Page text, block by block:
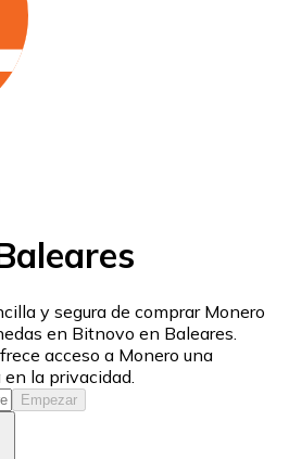
y segura de comprar Monero
en Bitnovo en Baleares.
acceso a Monero una
la privacidad.
Empezar